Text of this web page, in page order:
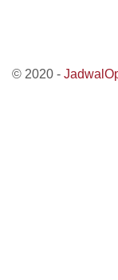
© 2020 -